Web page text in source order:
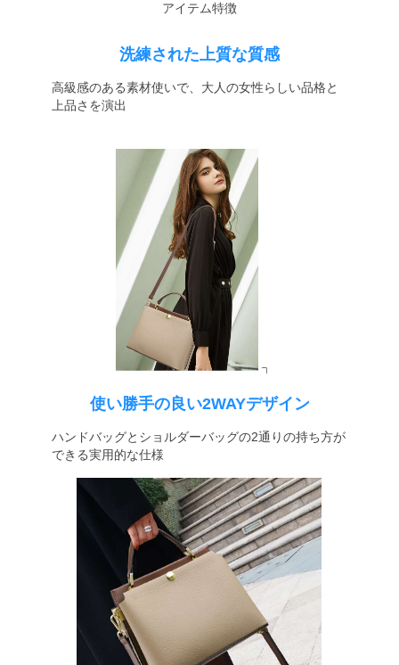
アイテム特徴
洗練された上質な質感
高級感のある素材使いで、大人の女性らしい品格と
上品さを演出
使い勝手の良い2WAYデザイン
ハンドバッグとショルダーバッグの2通りの持ち方が
できる実用的な仕様